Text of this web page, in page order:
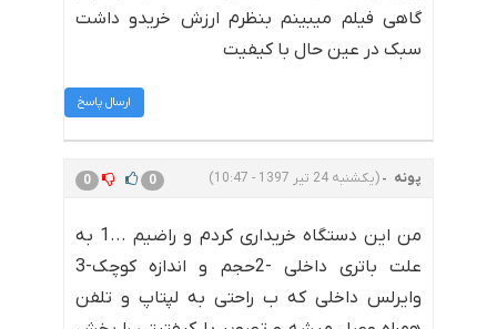
گاهی فیلم میبینم بنظرم ارزش خریدو داشت
سبک در عین حال با کیفیت
ارسال پاسخ
پونه (یکشنبه 24 تیر 1397 - 10:47) 0 0
من این دستگاه خریداری کردم و راضیم ...1 به
علت باتری داخلی -2حجم و اندازه کوچک-3
وایرلس داخلی که ب راحتی به لپتاپ و تلفن